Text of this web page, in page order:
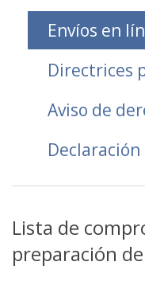
Envíos en
Directrices
Aviso de
Lista de
preparación